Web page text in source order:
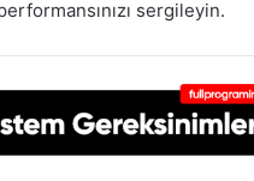
sergileyin.